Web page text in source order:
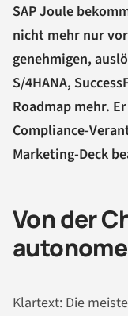
SAP Joule
nicht mehr nur
genehmigen,
S/4HANA,
Roadmap mehr.
Compliance-
Marketing-Deck
Von der
Klartext: Die